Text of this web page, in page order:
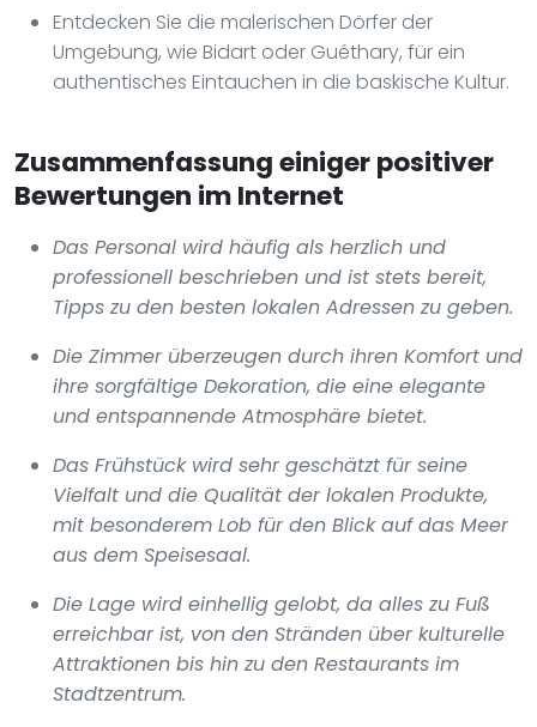
Entdecken Sie die malerischen Dörfer der
Umgebung, wie Bidart oder Guéthary, für ein
authentisches Eintauchen in die baskische Kultur.
Zusammenfassung einiger positiver
Bewertungen im Internet
Das Personal wird häufig als herzlich und
professionell beschrieben und ist stets bereit,
Tipps zu den besten lokalen Adressen zu geben.
Die Zimmer überzeugen durch ihren Komfort und
ihre sorgfältige Dekoration, die eine elegante
und entspannende Atmosphäre bietet.
Das Frühstück wird sehr geschätzt für seine
Vielfalt und die Qualität der lokalen Produkte,
mit besonderem Lob für den Blick auf das Meer
aus dem Speisesaal.
Die Lage wird einhellig gelobt, da alles zu Fuß
erreichbar ist, von den Stränden über kulturelle
Attraktionen bis hin zu den Restaurants im
Stadtzentrum.